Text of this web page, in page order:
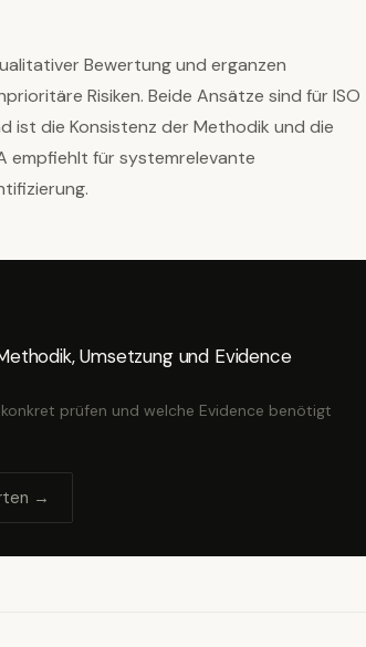
Bewertung und erganzen
Risiken. Beide Ansätze sind für ISO
ist die Konsistenz der Methodik und die
empfiehlt für systemrelevante
Umsetzung und Evidence
prüfen und welche Evidence benötigt
→